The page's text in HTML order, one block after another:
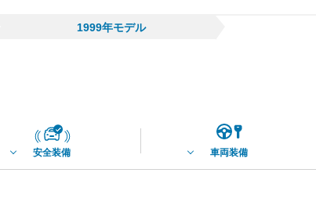
1999年モデル
安全装備 車両装備